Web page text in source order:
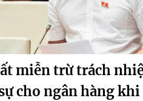
miễn trừ trách
cho ngân hàng khi